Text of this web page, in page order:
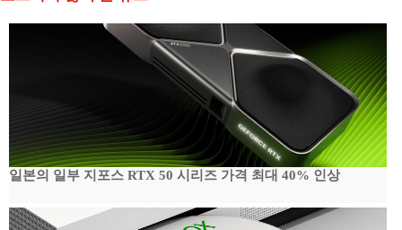
일본의 일부 지포스 RTX 50 시리즈 가격 최대 40% 인상